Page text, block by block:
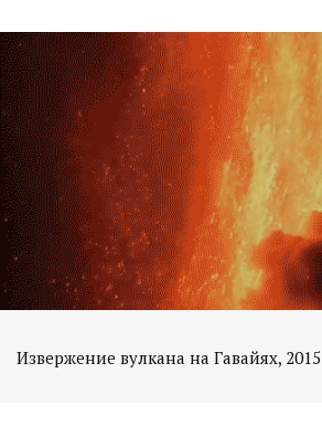
Извержение вулкана на Гавайях,